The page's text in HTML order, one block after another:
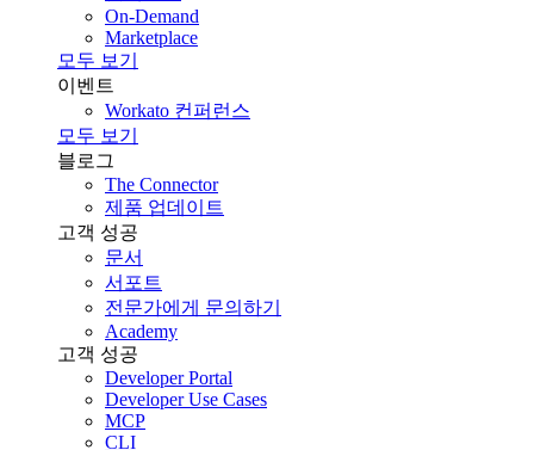
On-Demand
Marketplace
모두 보기
이벤트
Workato 컨퍼런스
모두 보기
블로그
The Connector
제품 업데이트
고객 성공
문서
서포트
전문가에게 문의하기
Academy
고객 성공
Developer Portal
Developer Use Cases
MCP
CLI